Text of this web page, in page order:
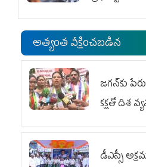
అత్యంత వీక్షించబడిన
జగన్‌కు
కక్షతో దిశ
డీఎస్సీ